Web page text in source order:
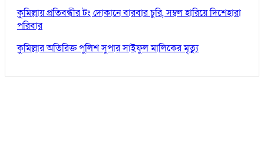
কুমিল্লায় প্রতিবন্ধীর টং দোকানে বারবার চুরি, সম্বল হারিয়ে দিশেহারা
পরিবার
কুমিল্লার অতিরিক্ত পুলিশ সুপার সাইফুল মালিকের মৃত্যু